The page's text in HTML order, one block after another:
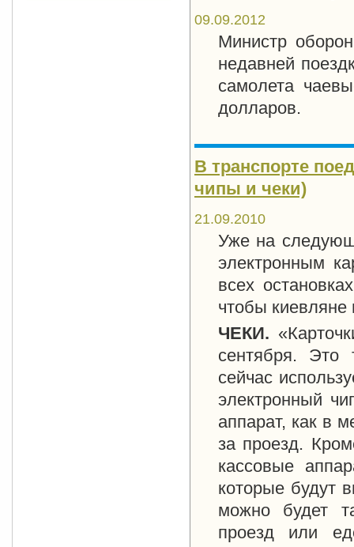
09.09.2012
Министр
недавней
самолета
долларов.
В транспорте
чипы и чеки)
21.09.2010
Уже на
электронным
всех
чтобы киевляне
ЧЕКИ.
сентября. Это
сейчас
электронный
аппарат, как в
за проезд.
кассовые
которые будут
можно будет
проезд или